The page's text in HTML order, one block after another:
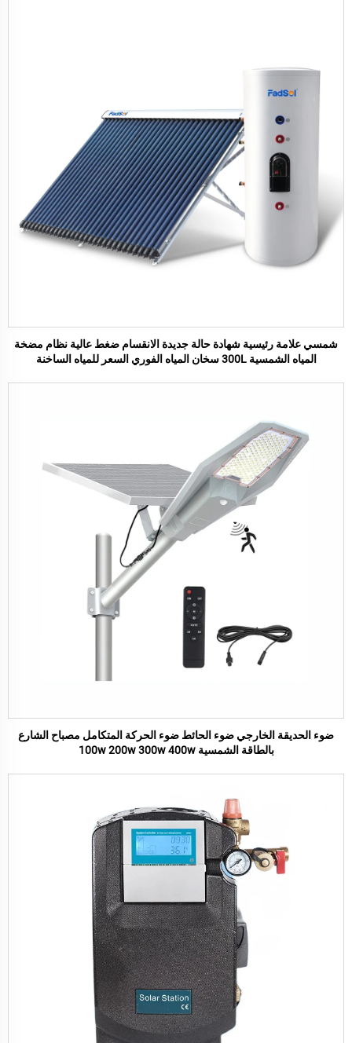
شمسي علامة رئيسية شهادة حالة جديدة الانقسام ضغط عالية نظام مضخة
المياه الشمسية 300L سخان المياه الفوري السعر للمياه الساخنة
ضوء الحديقة الخارجي ضوء الحائط ضوء الحركة المتكامل مصباح الشارع
بالطاقة الشمسية 100w 200w 300w 400w